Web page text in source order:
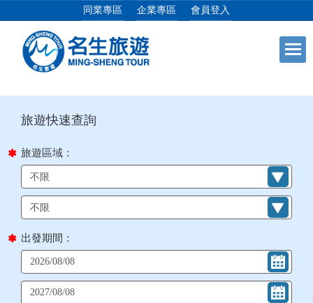
同業專區 企業專區 會員登入
日本專館 +
郵輪假期
海島假期 +
韓國
東南亞 +
目前位置： 首頁 列表
旅遊區域：
出發期間：